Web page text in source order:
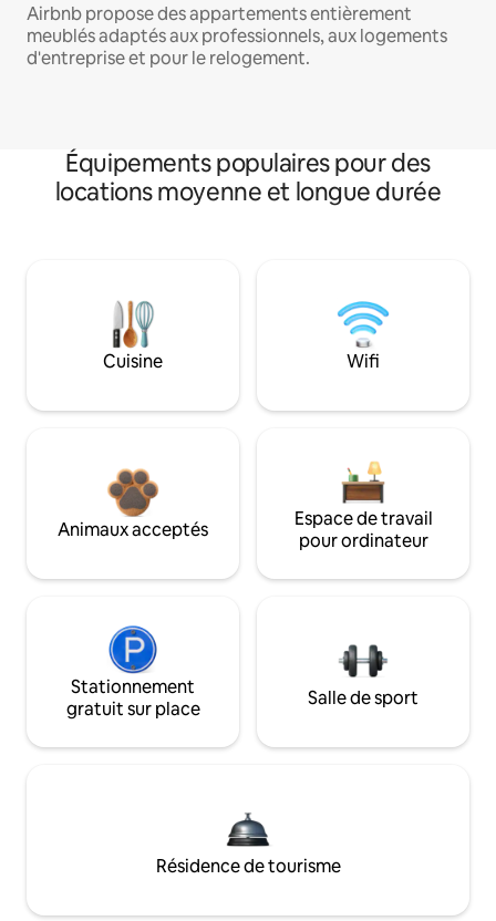
Airbnb propose des appartements entièrement
meublés adaptés aux professionnels, aux logements
d'entreprise et pour le relogement.
Équipements populaires pour des
locations moyenne et longue durée
Cuisine Wifi
Animaux acceptés
Espace de travail
pour ordinateur
Stationnement
gratuit sur place
Salle de sport
Résidence de tourisme